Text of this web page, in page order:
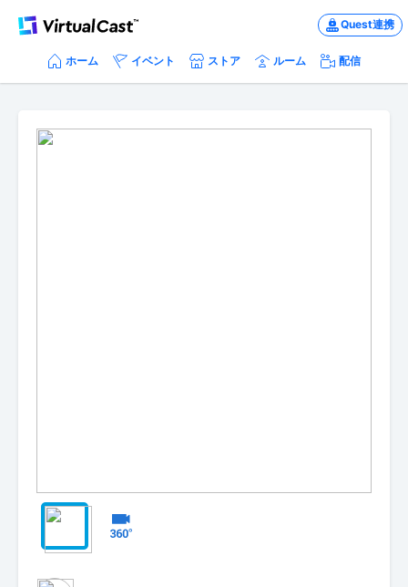
Quest連携
ホーム イベント ストア ルーム 配信